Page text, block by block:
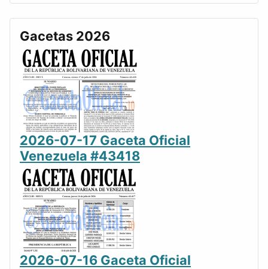
Gacetas 2026
2026-07-17 Gaceta Oficial
Venezuela #43418
2026-07-16 Gaceta Oficial